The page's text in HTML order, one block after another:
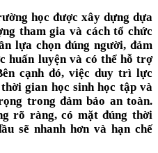
học được xây dựng dựa
tham gia và cách tổ chức
lựa chọn đúng người, đảm
huấn luyện và có thể hỗ trợ
cạnh đó, việc duy trì lực
gian học sinh học tập và
trong đảm bảo an toàn.
rõ ràng, có mặt đúng thời
sẽ nhanh hơn và hạn chế